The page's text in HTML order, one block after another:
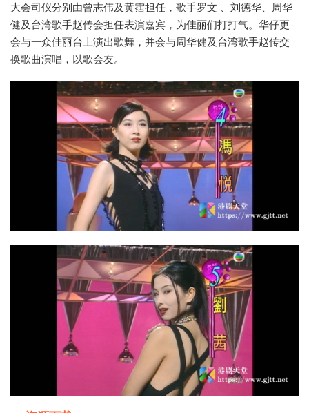
大会司仪分别由曾志伟及黄霑担任，歌手罗文 、刘德华、周华
健及台湾歌手赵传会担任表演嘉宾，为佳丽们打打气。华仔更
会与一众佳丽台上演出歌舞，并会与周华健及台湾歌手赵传交
换歌曲演唱，以歌会友。